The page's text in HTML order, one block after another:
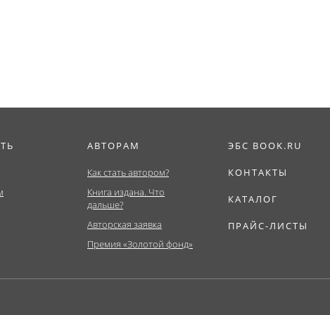
АВТОРАМ
Как стать автором?
Книга издана. Что
дальше?
Авторская заявка
Премия «Золотой фонд»
ЭБС BOOK.RU
КОНТАКТЫ
КАТАЛОГ
ПРАЙС-ЛИСТЫ